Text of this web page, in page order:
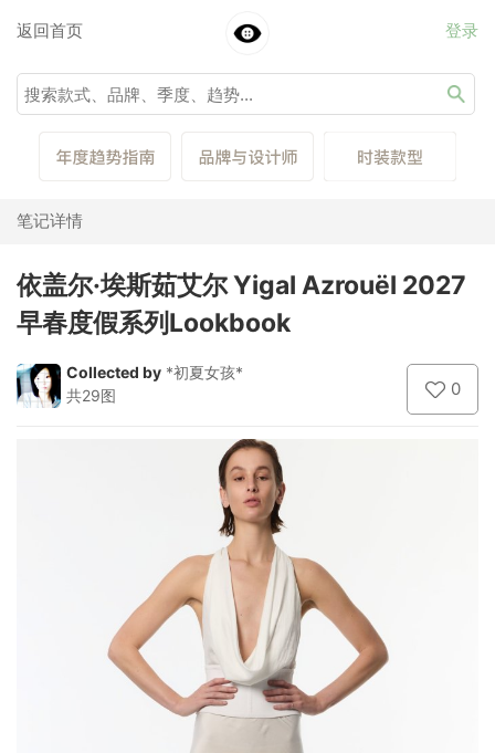
返回首页 登录
笔记详情
依盖尔·埃斯茹艾尔 Yigal Azrouël 2027
早春度假系列Lookbook
Collected by *初夏女孩*
共29图
0